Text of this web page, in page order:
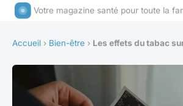
Votre magazine santé pour toute la
Accueil › Bien-être › Les effets du tabac